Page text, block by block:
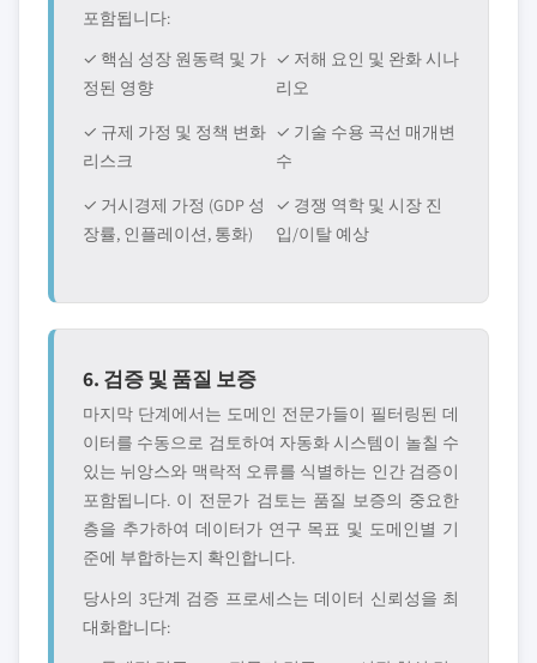
포함됩니다:
✓ 핵심 성장 원동력 및 가
정된 영향
✓ 저해 요인 및 완화 시나
리오
✓ 규제 가정 및 정책 변화
리스크
✓ 기술 수용 곡선 매개변
수
✓ 거시경제 가정 (GDP 성
장률, 인플레이션, 통화)
✓ 경쟁 역학 및 시장 진
입/이탈 예상
6. 검증 및 품질 보증
마지막 단계에서는 도메인 전문가들이 필터링된 데
이터를 수동으로 검토하여 자동화 시스템이 놀칠 수
있는 뉘앙스와 맥락적 오류를 식별하는 인간 검증이
포함됩니다. 이 전문가 검토는 품질 보증의 중요한
층을 추가하여 데이터가 연구 목표 및 도메인별 기
준에 부합하는지 확인합니다.
당사의 3단계 검증 프로세스는 데이터 신뢰성을 최
대화합니다: